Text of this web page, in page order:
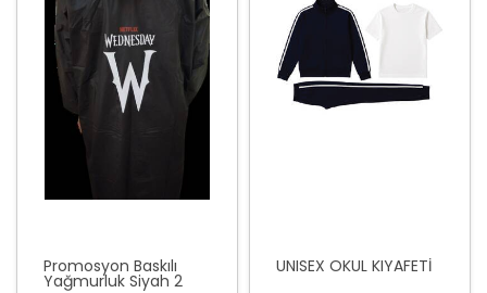
Promosyon Baskılı
Yağmurluk Siyah 2
UNISEX OKUL KIYAFETİ